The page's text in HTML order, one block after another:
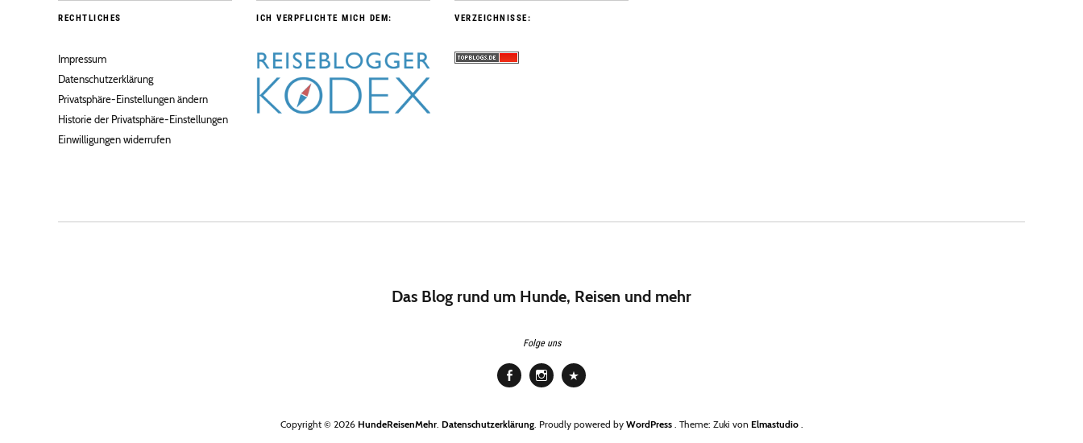
RECHTLICHES
Impressum
Datenschutzerklärung
Privatsphäre-Einstellungen ändern
Historie der Privatsphäre-Einstellungen
Einwilligungen widerrufen
ICH VERPFLICHTE MICH DEM: VERZEICHNISSE:
Das Blog rund um Hunde, Reisen und mehr
Folge uns
Copyright © 2026 HundeReisenMehr Datenschutzerklärung Proudly powered by WordPress Theme: Zuki von Elmastudio